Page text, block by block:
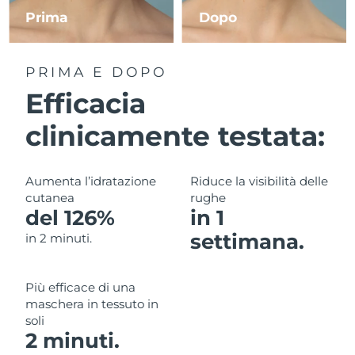
Prima Dopo
PRIMA E DOPO
Efficacia
clinicamente testata:
Aumenta l’idratazione
cutanea
del 126%
in 2 minuti.
Riduce la visibilità delle
rughe
in 1
settimana.
Più efficace di una
maschera in tessuto in
soli
2 minuti.
RAS di Macao Consegna stimata
Malaysia
Malta
Messico Consegna stimata 8/14/26
Monaco Consegna stimata8/11/26
Paesi Bassi Consegna stimata
Norvegia
Oman